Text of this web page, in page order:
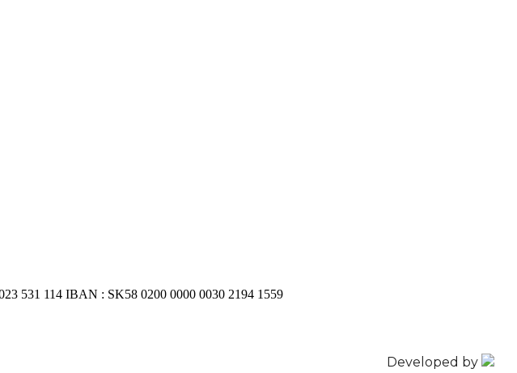
531 114 IBAN : SK58 0200 0000 0030 2194 1559
Developed by